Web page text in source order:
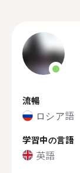
流暢
ロシア語
学習中の言語
英語